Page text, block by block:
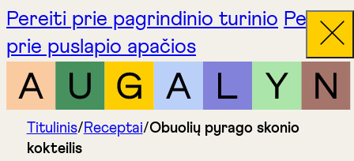
Pereiti prie pagrindinio turinio Pereiti
prie puslapio apačios
Titulinis/Receptai/Obuolių pyrago skonio
kokteilis